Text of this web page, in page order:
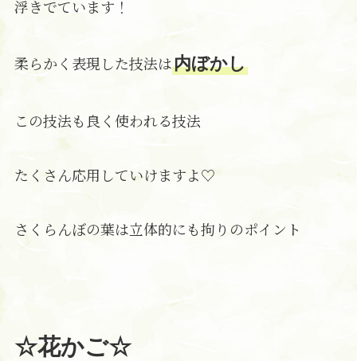
浮きでています！
柔らかく表現した技法は内ぼかし
この技法も良く使われる技法
たくさん応用していけますよ♡
さくらんぼの葉は立体的にも拘りのポイント
☆花かご☆